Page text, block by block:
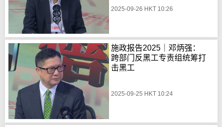
2025-09-26 HKT 10:26
施政报告2025｜邓炳强：
跨部门反黑工专责组统筹打
击黑工
2025-09-25 HKT 10:24